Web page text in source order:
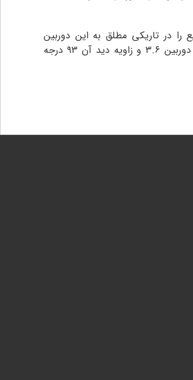
فیلم برداری در شب است.این ماردون قرمز امکان تصویر برداری تا ۸۰ متر مربع را در تاریکی مطلق به این دوربین
می‌دهد.کابلی که مناسب نصب این دوربین به دستگاه DVR است کابل کواکسیال بوده که هم برق و هم تصویر را همزمان جریان میدهد.لنز اين دوربین ۳.۶ و زاویه دید آن ۹۳ درجه